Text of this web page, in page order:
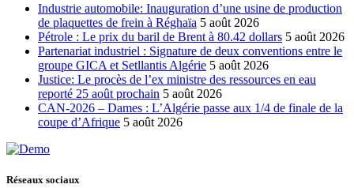
Industrie automobile: Inauguration d’une usine de production
de plaquettes de frein à Réghaïa 5 août 2026
Pétrole : Le prix du baril de Brent à 80.42 dollars 5 août 2026
Partenariat industriel : Signature de deux conventions entre le
groupe GICA et Setllantis Algérie 5 août 2026
Justice: Le procès de l’ex ministre des ressources en eau
reporté 25 août prochain 5 août 2026
CAN-2026 – Dames : L’Algérie passe aux 1/4 de finale de la
coupe d’Afrique 5 août 2026
Réseaux sociaux